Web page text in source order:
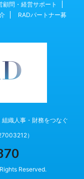
顧問・経営サポート
RADパートナー募
織人事・財務をつなぐ
）
Reserved.